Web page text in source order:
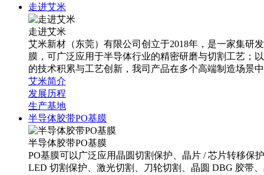
走进艾米
走进艾米
艾米新材（东莞）有限公司创立于2018年，是一家集研
膜，可广泛应用于半导体行业的精密研磨与切割工艺；
的技术积累与工艺创新，我司产品在多个高端制造场景
艾米简介
发展历程
生产基地
半导体胶带PO基膜
半导体胶带PO基膜
PO基膜可以广泛应用晶圆切割保护、晶片 / 芯片转移
LED 切割保护、激光切割、刀轮切割、晶圆 DBG 胶带